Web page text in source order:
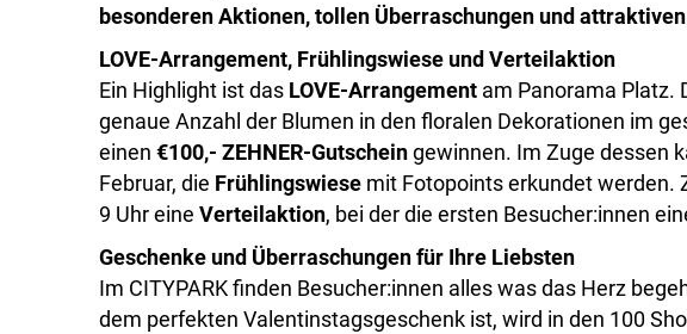
besonderen Aktionen, tollen Überraschungen und
LOVE-Arrangement, Frühlingswiese und Verteilaktion
Ein Highlight ist das LOVE-Arrangement am Panorama Platz.
genaue Anzahl der Blumen in den floralen Dekorationen im
einen €100,- ZEHNER-Gutscheingewinnen. Im Zuge dessen
Februar, die Frühlingswiese mit Fotopoints erkundet werden.
9 Uhr eine Verteilaktion, bei der die ersten Besucher:innen
Geschenke und Überraschungen für Ihre Liebsten
Im CITYPARK finden Besucher:innen alles was das Herz
dem perfekten Valentinstagsgeschenk ist, wird in den 100